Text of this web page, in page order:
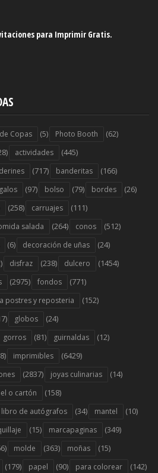
para Imprimir Gratis.
Copas (5) Photo Booth (62)
actividades (445)
(717) banderitas (166)
(97) bolso (79) bordes (26)
(258) carruajes (111)
salada (264) conos (512)
(6) decoración de uñas (24)
disfraz (238) dulcero (1454)
(2975) fondos (771)
postres y reposteria (152)
globos (24)
gorros (81) guirnaldas (12)
imprimibles (6429)
(2837) joyas culinarias (14)
o cartón (158)
libro de autógrafos (34) mantel (10)
(15) marcapaginas (349)
molde (363) moñas (15)
(179) papel (90) para colorear (142)